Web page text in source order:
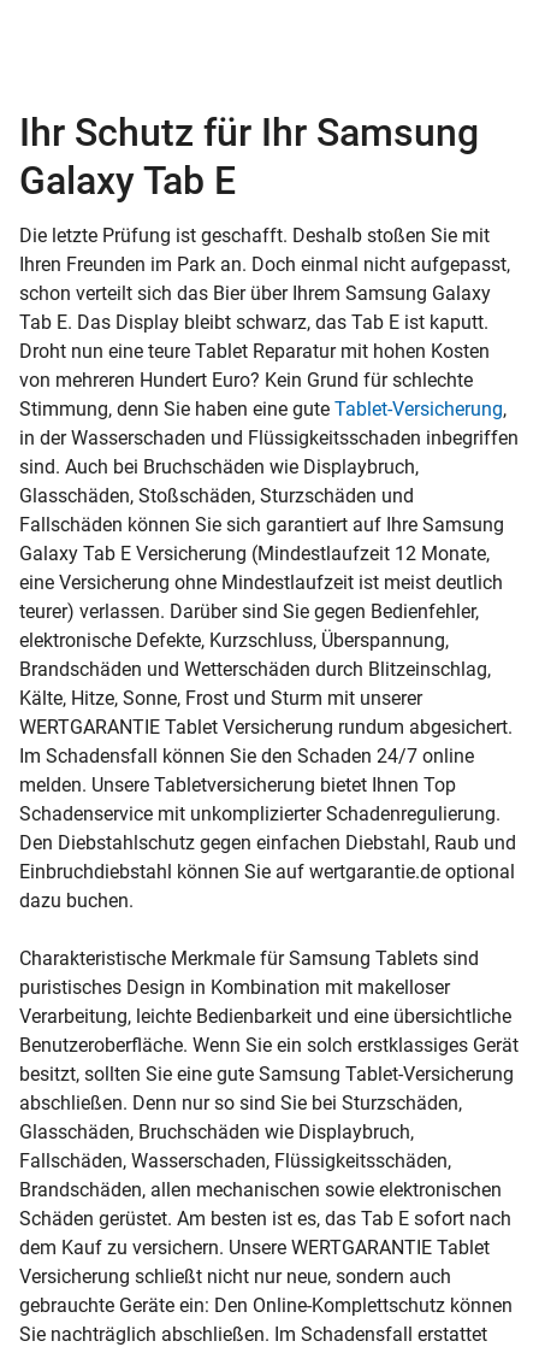
Ihr Schutz für Ihr Samsung
Galaxy Tab E
Die letzte Prüfung ist geschafft. Deshalb stoßen Sie mit
Ihren Freunden im Park an. Doch einmal nicht aufgepasst,
schon verteilt sich das Bier über Ihrem Samsung Galaxy
Tab E. Das Display bleibt schwarz, das Tab E ist kaputt.
Droht nun eine teure Tablet Reparatur mit hohen Kosten
von mehreren Hundert Euro? Kein Grund für schlechte
Stimmung, denn Sie haben eine gute Tablet-Versicherung,
in der Wasserschaden und Flüssigkeitsschaden inbegriffen
sind. Auch bei Bruchschäden wie Displaybruch,
Glasschäden, Stoßschäden, Sturzschäden und
Fallschäden können Sie sich garantiert auf Ihre Samsung
Galaxy Tab E Versicherung (Mindestlaufzeit 12 Monate,
eine Versicherung ohne Mindestlaufzeit ist meist deutlich
teurer) verlassen. Darüber sind Sie gegen Bedienfehler,
elektronische Defekte, Kurzschluss, Überspannung,
Brandschäden und Wetterschäden durch Blitzeinschlag,
Kälte, Hitze, Sonne, Frost und Sturm mit unserer
WERTGARANTIE Tablet Versicherung rundum abgesichert.
Im Schadensfall können Sie den Schaden 24/7 online
melden. Unsere Tabletversicherung bietet Ihnen Top
Schadenservice mit unkomplizierter Schadenregulierung.
Den Diebstahlschutz gegen einfachen Diebstahl, Raub und
Einbruchdiebstahl können Sie auf wertgarantie.de optional
dazu buchen.
Charakteristische Merkmale für Samsung Tablets sind
puristisches Design in Kombination mit makelloser
Verarbeitung, leichte Bedienbarkeit und eine übersichtliche
Benutzeroberfläche. Wenn Sie ein solch erstklassiges Gerät
besitzt, sollten Sie eine gute Samsung Tablet-Versicherung
abschließen. Denn nur so sind Sie bei Sturzschäden,
Glasschäden, Bruchschäden wie Displaybruch,
Fallschäden, Wasserschaden, Flüssigkeitsschäden,
Brandschäden, allen mechanischen sowie elektronischen
Schäden gerüstet. Am besten ist es, das Tab E sofort nach
dem Kauf zu versichern. Unsere WERTGARANTIE Tablet
Versicherung schließt nicht nur neue, sondern auch
gebrauchte Geräte ein: Den Online-Komplettschutz können
Sie nachträglich abschließen. Im Schadensfall erstattet